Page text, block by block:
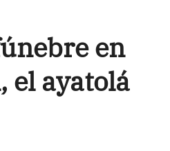
en
el ayatolá